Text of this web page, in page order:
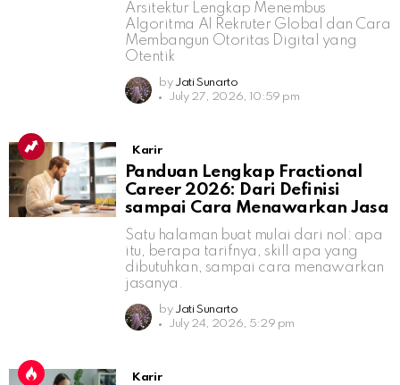
Arsitektur Lengkap Menembus
Algoritma AI Rekruter Global dan Cara
Membangun Otoritas Digital yang
Otentik
by Jati Sunarto
July 27, 2026, 10:59 pm
Karir
Panduan Lengkap Fractional
Career 2026: Dari Definisi
sampai Cara Menawarkan Jasa
Satu halaman buat mulai dari nol: apa
itu, berapa tarifnya, skill apa yang
dibutuhkan, sampai cara menawarkan
jasanya.
by Jati Sunarto
July 24, 2026, 5:29 pm
Karir